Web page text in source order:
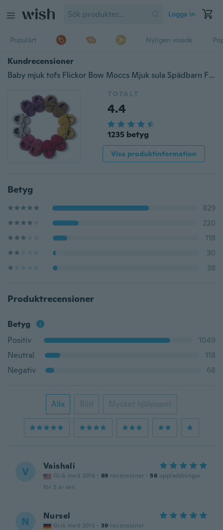
Logga in
Populärt Nyligen visade
Kundrecensioner
Baby mjuk tofs Flickor Bow Moccs Mjuk sula Spädbarn Flickaskor tofsskor
TOTALT
4.4
1235 betyg
Visa produktinformation
Betyg
829
220
118
30
38
Produktrecensioner
Betyg
Positiv
1049
Neutral
118
Negativ
68
Alla Bild Mycket hjälpsamt
V Vaishali
Gick med 2016 · 89 recensioner · 56 uppladdningar
för 5 år sen
N Nursel
Gick med 2015 · 39 recensioner